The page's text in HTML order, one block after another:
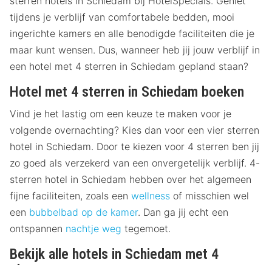
tijdens je verblijf van comfortabele bedden, mooi
ingerichte kamers en alle benodigde faciliteiten die je
maar kunt wensen. Dus, wanneer heb jij jouw verblijf in
een hotel met 4 sterren in Schiedam gepland staan?
Hotel met 4 sterren in Schiedam boeken
Vind je het lastig om een keuze te maken voor je
volgende overnachting? Kies dan voor een vier sterren
hotel in Schiedam. Door te kiezen voor 4 sterren ben jij
zo goed als verzekerd van een onvergetelijk verblijf. 4-
sterren hotel in Schiedam hebben over het algemeen
fijne faciliteiten, zoals een wellness of misschien wel
een bubbelbad op de kamer. Dan ga jij echt een
ontspannen nachtje weg tegemoet.
Bekijk alle hotels in Schiedam met 4